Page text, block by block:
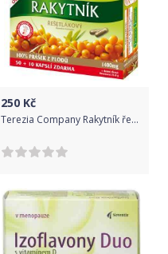
250 Kč
Terezia Company Rakytník řešetlákový 100% prášek z plodů 60 cps.